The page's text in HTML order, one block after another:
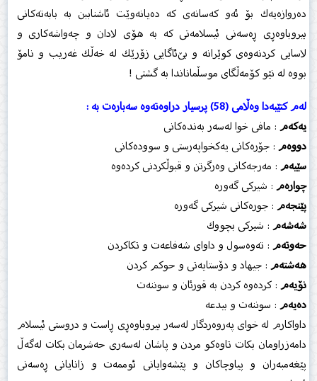
دەروازەیەك بۆ ئەو كەسانەی كە دەیانەوێت ئاشناببن بە بابەتەكانی
بیروباوەڕی ڕەسەنی ئیسلامەتی كە بە هۆی لادان و چەواشەكاری و
لاسایی كردنەوەی كوێرانە و بێ‌ئاگایی زۆرێك لە خەڵك غەریب و نامۆ
بووە لە نێو كۆمەڵگای موسڵماناندا بە گشتی !
لەم کتێبەدا وەڵامى (58) پرسیار دراوەتەوە سەبارەت بە :
یەکەم: مافی خوا لەسەر بەندەكانی
دووەم: جۆرەكانی یەكخواپەرستی و سوودەكانی
سێیەم: مەرجەكانی وەرگرتن و قبوڵكردنی كردەوە
چوارەم: شیركی گەورە
پێنجەم: جورەكانی شیركی گەورە
شەشەم: شیركی بچووك
حەوتەم: تەوەسول و داوای شەفاعەت و تكاكردن
هەشتەم: جیهاد و دۆستایەتی و حوكم كردن
نۆیەم: كردەوە كردن بە قورئان و سوننەت
دەیەم: سوننەت و بیدعە
داواكارم لە خوای پەروەردگار لەسەر بیروباوەڕی ڕاست و دروستی ئیسلام
دامەزراومان بكات تاوەكو مردن و پاشان لەسەری حەشرمان بكات لەگەڵ
پێغەمبەران و پیاوچاكان و پێشەوایانی ئوممەت و زانایانی ڕەسەنی